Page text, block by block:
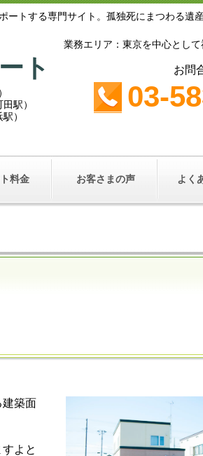
トする専門サイト。孤独死にまつわる遺
ト
駅）
）
業務エリア：東京を中心とし
お問
03-
料金 お客さまの声 よく
建築面
よと